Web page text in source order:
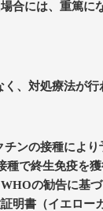
合には、重篤に
、対処療法が行
ンの接種により
種で終生免疫を
の勧告に基
明書（イエロー